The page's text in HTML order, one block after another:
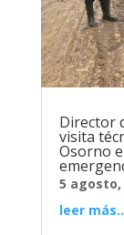
Director
visita
Osorno
5 agosto,
leer